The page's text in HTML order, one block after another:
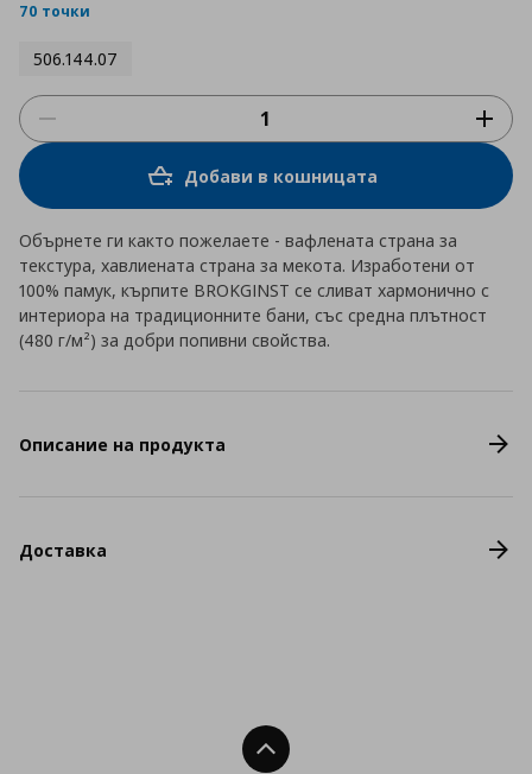
70 точки
506.144.07
Добави в кошницата
Обърнете ги както пожелаете - вафлената страна за
текстура, хавлиената страна за мекота. Изработени от
100% памук, кърпите BROKGINST се сливат хармонично с
интериора на традиционните бани, със средна плътност
(480 г/м²) за добри попивни свойства.
Описание на продукта
Доставка
Нагоре